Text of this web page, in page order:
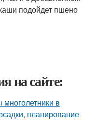
подойдет пшено
на сайте:
многолетники в
планирование